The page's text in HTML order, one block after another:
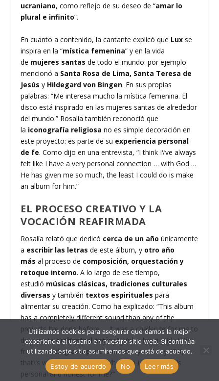
ucraniano, como reflejo de su deseo de “amar lo
plural e infinito”.
En cuanto a contenido, la cantante explicó que Lux se
inspira en la “mística femenina” y en la vida
de mujeres santas de todo el mundo: por ejemplo
mencionó a Santa Rosa de Lima, Santa Teresa de
Jesús y Hildegard von Bingen. En sus propias
palabras: “Me interesa mucho la mística femenina. El
disco está inspirado en las mujeres santas de alrededor
del mundo.” Rosalía también reconoció que
la iconografía religiosa no es simple decoración en
este proyecto: es parte de su experiencia personal
de fe. Como dijo en una entrevista, “I think I\’ve always
felt like I have a very personal connection … with God …
He has given me so much, the least I could do is make
an album for him.”
EL PROCESO CREATIVO Y LA
VOCACIÓN REAFIRMADA
Rosalía relató que dedicó cerca de un año únicamente
a escribir las letras de este álbum, y otro año
más al proceso de composición, orquestación y
retoque interno. A lo largo de ese tiempo,
estudió músicas clásicas, tradiciones culturales
diversas y también textos espirituales para
alimentar su creación. Como ha explicado: “This album
has a completely different sound than any of the
projects I’ve done before … It was a challenge for me to
do a moreorchestral projectand … learn and study
fromamazing composersin history and say, ‘OK,
that\’s what \’s been done. What can I do that feels
personal and honest for me?’”
Utilizamos cookies para asegurar que damos la mejor
experiencia al usuario en nuestro sitio web. Si continúa
utilizando este sitio asumiremos que está de acuerdo.
Estoy de acuerdo
No Leer más